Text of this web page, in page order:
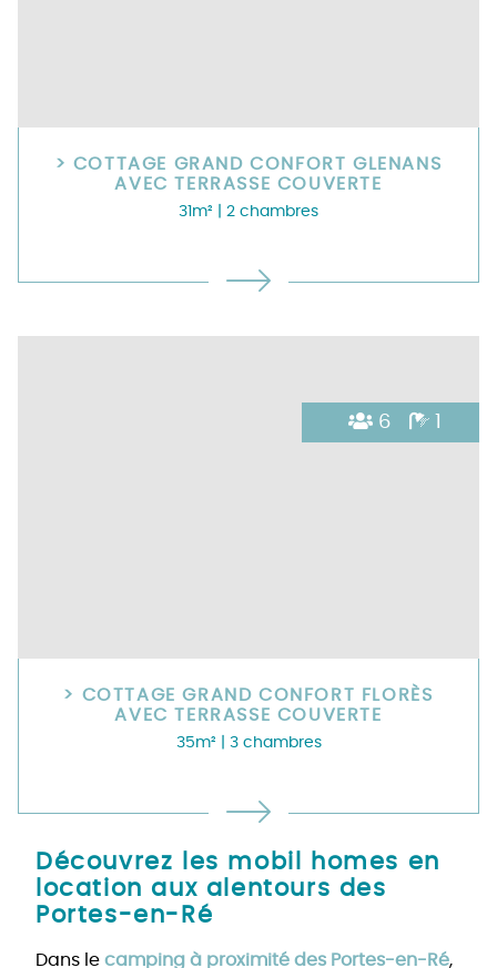
> COTTAGE GRAND CONFORT GLENANS
AVEC TERRASSE COUVERTE
31m² | 2 chambres
6 1
> COTTAGE GRAND CONFORT FLORÈS
AVEC TERRASSE COUVERTE
35m² | 3 chambres
Découvrez les mobil homes en
location aux alentours des
Portes-en-Ré
Dans le camping à proximité des Portes-en-Ré,